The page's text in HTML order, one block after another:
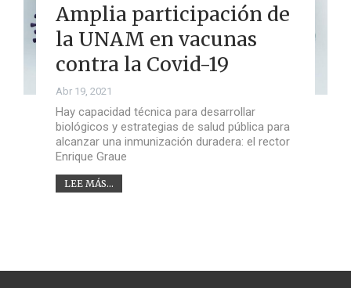
Amplia participación de
la UNAM en vacunas
contra la Covid-19
Abr 19, 2021
Hay capacidad técnica para desarrollar
biológicos y estrategias de salud pública para
alcanzar una inmunización duradera: el rector
Enrique Graue
LEE MÁS...